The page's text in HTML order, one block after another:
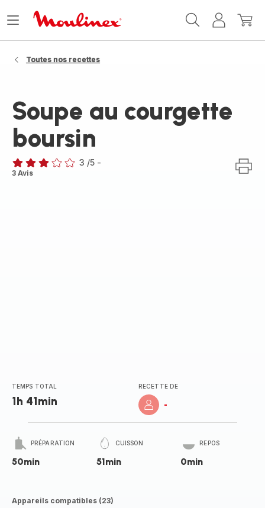
MonMon
Ouvrir
Toutes nos recettes
Soupe au courgette
boursin
Avis
3 /5 -
3 Avis
TEMPS TOTAL
1h 41min
RECETTE DE
-
PRÉPARATION
50min
CUISSON
51min
REPOS
0min
Appareils compatibles (23)